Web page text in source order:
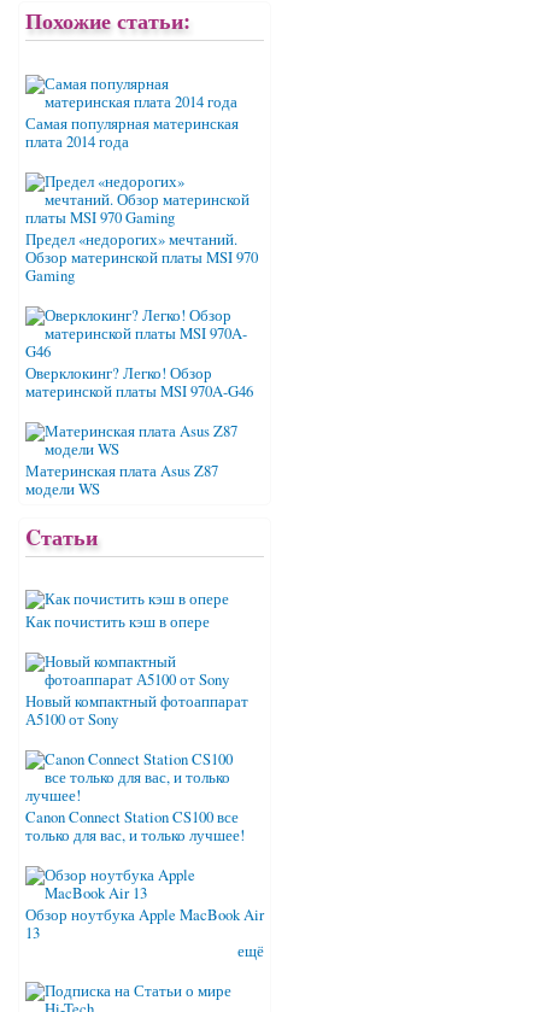
Похожие статьи:
Самая популярная материнская
плата 2014 года
Предел «недорогих» мечтаний.
Обзор материнской платы MSI 970
Gaming
Оверклокинг? Легко! Обзор
материнской платы MSI 970A-G46
Материнская плата Asus Z87
модели WS
Cтатьи
Как почистить кэш в опере
Новый компактный фотоаппарат
А5100 от Sony
Canon Connect Station CS100 все
только для вас, и только лучшее!
Обзор ноутбука Apple MacBook Air
13
ещё